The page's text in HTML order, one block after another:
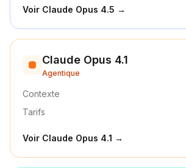
Voir Claude Opus 4.5 →
Claude Opus 4.1
Agentique
Contexte
Tarifs
Voir Claude Opus 4.1 →